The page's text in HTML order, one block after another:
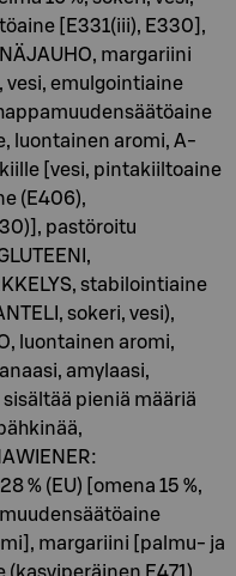
[E331(iii), E330],
margariini
vesi, emulgointiaine
luontainen aromi, A-
[vesi, pintakiiltoaine
(E406),
pastöroitu
stabilointiaine
sokeri, vesi),
luontainen aromi,
amylaasi,
pieniä määriä
% (EU) [omena 15 %,
margariini [palmu- ja
E471),